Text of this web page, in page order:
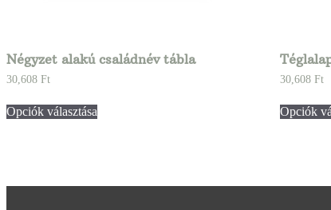
Négyzet alakú családnév tábla
30,608 Ft
Opciók választása
30,608Ft
Opciók